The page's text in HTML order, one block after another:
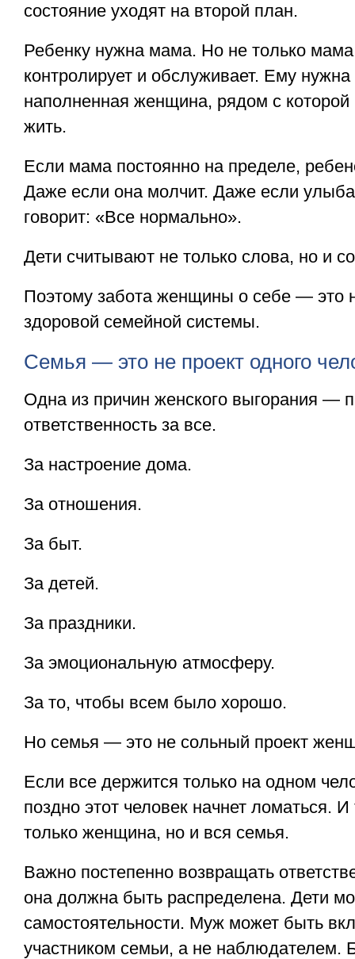
состояние уходят на второй план.
Ребенку нужна мама. Но не только
контролирует и обслуживает. Ему
наполненная женщина, рядом с которой
жить.
Если мама постоянно на пределе,
Даже если она молчит. Даже если
говорит: «Все нормально».
Дети считывают не только слова, но и
Поэтому забота женщины о себе — это
здоровой семейной системы.
Семья — это не проект одного
Одна из причин женского выгорания —
ответственность за все.
За настроение дома.
За отношения.
За быт.
За детей.
За праздники.
За эмоциональную атмосферу.
За то, чтобы всем было хорошо.
Но семья — это не сольный проект
Если все держится только на одном
поздно этот человек начнет ломаться. И
только женщина, но и вся семья.
Важно постепенно возвращать
она должна быть распределена. Дети
самостоятельности. Муж может быть
участником семьи, а не наблюдателем.